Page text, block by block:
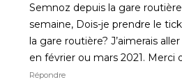
Semnoz depuis la gare
semaine, Dois-je prendre le
la gare routière? J’aimerais
en février ou mars 2021. Merci
Répondre